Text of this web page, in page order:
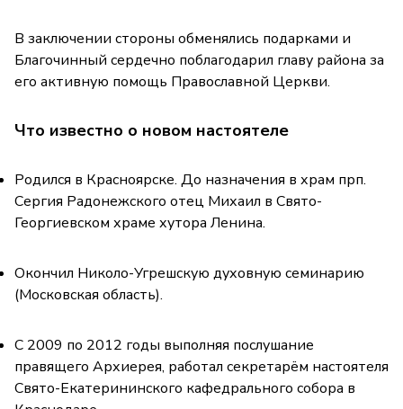
В заключении стороны обменялись подарками и
Благочинный сердечно поблагодарил главу района за
его активную помощь Православной Церкви.
Что известно о новом настоятеле
Родился в Красноярске. До назначения в храм прп.
Сергия Радонежского отец Михаил в Свято-
Георгиевском храме хутора Ленина.
Окончил Николо-Угрешскую духовную семинарию
(Московская область).
С 2009 по 2012 годы выполняя послушание
правящего Архиерея, работал секретарём настоятеля
Свято-Екатерининского кафедрального собора в